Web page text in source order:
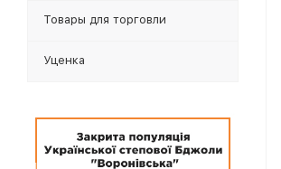
Товары для торговли
Уценка